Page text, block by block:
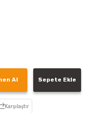
Al Sepete Ekle
Karşılaştır